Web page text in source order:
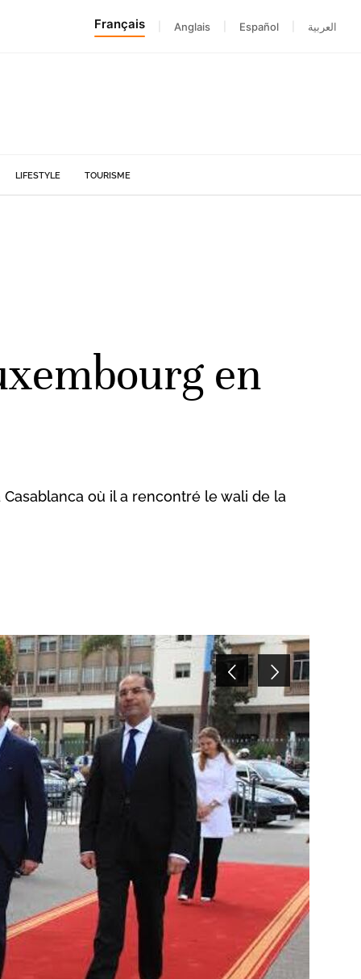
Français Anglais Español العربية
LIFESTYLE TOURISME
en
où il a rencontré le wali de la